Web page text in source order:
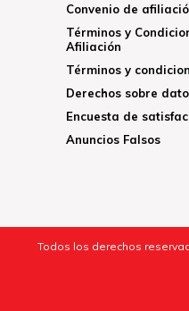
Convenio de
Términos y
Afiliación
Términos y
Derechos sobre
Encuesta de
Anuncios Falsos
Todos los derechos